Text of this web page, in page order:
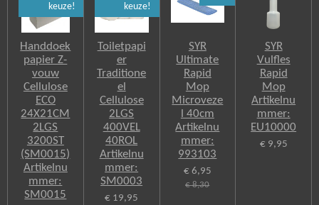
keuze!
Handdoek
papier Z-
vouw
Cellulose
ECO
24X21CM
2LGS
3200ST
(SM0015)
Artikelnu
mmer:
SM0015
keuze!
Toiletpapi
er
Traditione
el
Cellulose
2LGS
400VEL
40ROL
Artikelnu
mmer:
SM0003
€ 19,95
SYR
Ultimate
Rapid
Mop
Microveze
l 40cm
Artikelnu
mmer:
993103
€ 6,95
€ 8,30
SYR
Vulfles
Rapid
Mop
Artikelnu
mmer:
EU10000
€ 9,95